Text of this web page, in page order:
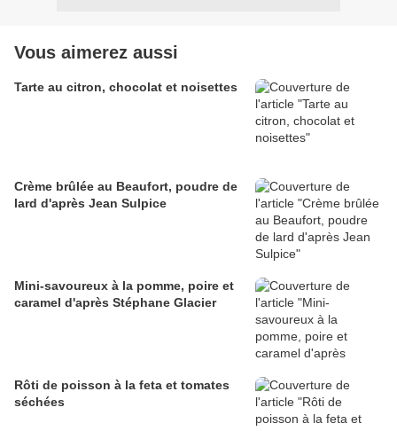
Vous aimerez aussi
Tarte au citron, chocolat et noisettes
Crème brûlée au Beaufort, poudre de
lard d'après Jean Sulpice
Mini-savoureux à la pomme, poire et
caramel d'après Stéphane Glacier
Rôti de poisson à la feta et tomates
séchées